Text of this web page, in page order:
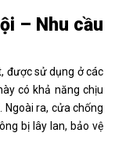
– Nhu cầu
được sử dụng ở các
có khả năng chịu
ra, cửa chống
bị lây lan, bảo vệ